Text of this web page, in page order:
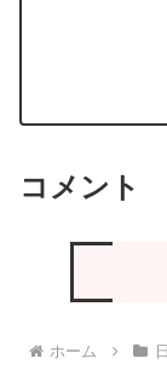
コメント
ホーム